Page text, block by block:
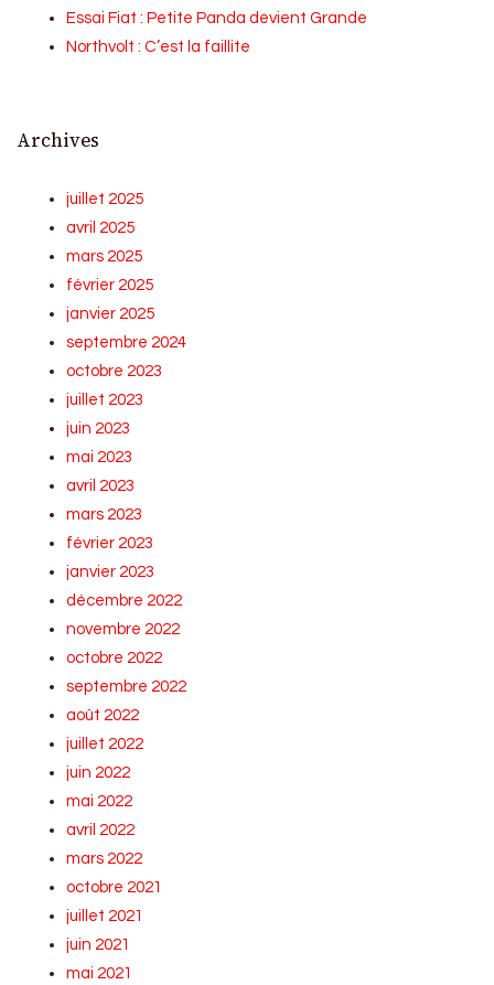
Essai Fiat : Petite Panda devient Grande
Northvolt : C’est la faillite
Archives
juillet 2025
avril 2025
mars 2025
février 2025
janvier 2025
septembre 2024
octobre 2023
juillet 2023
juin 2023
mai 2023
avril 2023
mars 2023
février 2023
janvier 2023
décembre 2022
novembre 2022
octobre 2022
septembre 2022
août 2022
juillet 2022
juin 2022
mai 2022
avril 2022
mars 2022
octobre 2021
juillet 2021
juin 2021
mai 2021